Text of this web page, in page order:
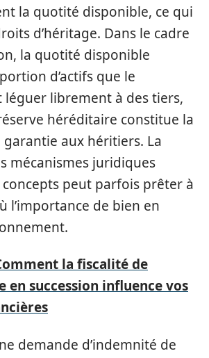
la quotité disponible, ce qui
d’héritage. Dans le cadre
la quotité disponible
d’actifs que le
librement à des tiers,
héréditaire constitue la
aux héritiers. La
mécanismes juridiques
peut parfois prêter à
l’importance de bien en
la fiscalité de
en succession influence vos
demande d’indemnité de